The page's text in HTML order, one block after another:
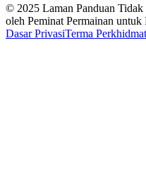
© 2025 Laman Panduan
oleh Peminat Permainan untuk
Dasar PrivasiTerma